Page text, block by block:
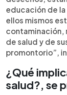
educación de
ellos mismos
contaminación,
de salud y de
promontorio”,
¿Qué
salud?, se